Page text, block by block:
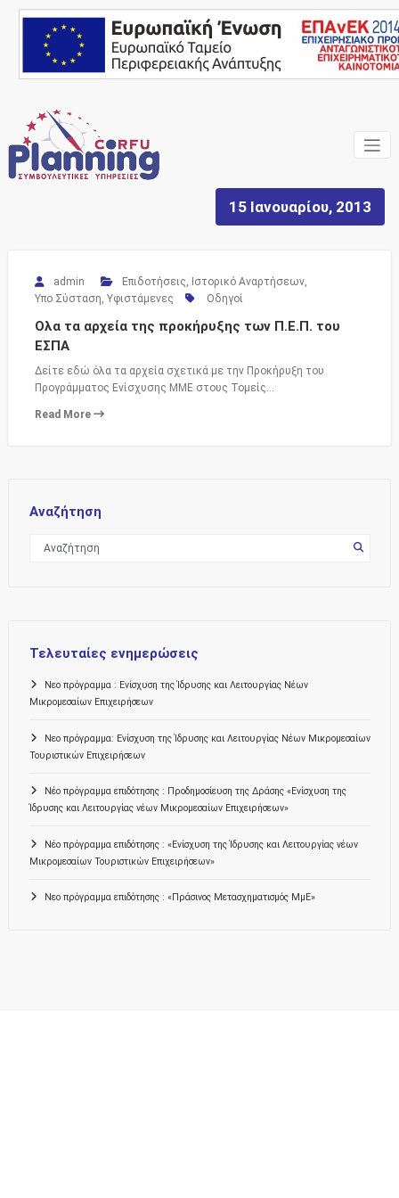
content
Planning
Consulting
Services
Ένας Σύμβουλος, δίπλα
Σύμβουλοι Επιχειρήσεων,
Επιδοτήσεις
15 Ιανουαρίου, 2013
admin Επιδοτήσεις Ιστορικό Αναρτήσεων
Υπο Σύσταση Υφιστάμενες Οδηγοί
Ολα τα αρχεία της προκήρυξης των Π.Ε.Π. του
ΕΣΠΑ
Δείτε εδώ όλα τα αρχεία σχετικά με την Προκήρυξη του
Προγράμματος Ενίσχυσης ΜΜΕ στους Τομείς…
Read More
Αναζήτηση
Τελευταίες ενημερώσεις
Νεο πρόγραμμα : Ενίσχυση της Ίδρυσης και Λειτουργίας Νέων
Μικρομεσαίων Επιχειρήσεων
Νεο πρόγραμμα: Ενίσχυση της Ίδρυσης και Λειτουργίας Νέων Μικρομεσαίων
Τουριστικών Επιχειρήσεων
Νέο πρόγραμμα επιδότησης : Προδημοσίευση της Δράσης «Ενίσχυση της
Ίδρυσης και Λειτουργίας νέων Μικρομεσαίων Επιχειρήσεων»
Νέο πρόγραμμα επιδότησης : «Ενίσχυση της Ίδρυσης και Λειτουργίας νέων
Μικρομεσαίων Τουριστικών Επιχειρήσεων»
Νεο πρόγραμμα επιδότησης : «Πράσινος Μετασχηματισμός ΜμΕ»